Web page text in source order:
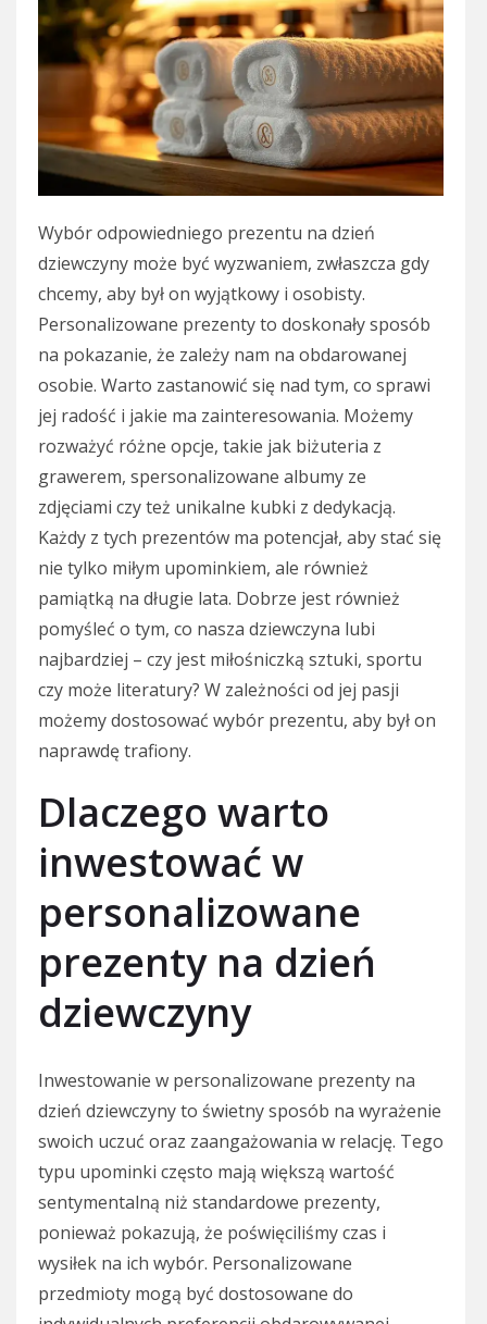
Wybór odpowiedniego prezentu na dzień
dziewczyny może być wyzwaniem, zwłaszcza gdy
chcemy, aby był on wyjątkowy i osobisty.
Personalizowane prezenty to doskonały sposób
na pokazanie, że zależy nam na obdarowanej
osobie. Warto zastanowić się nad tym, co sprawi
jej radość i jakie ma zainteresowania. Możemy
rozważyć różne opcje, takie jak biżuteria z
grawerem, spersonalizowane albumy ze
zdjęciami czy też unikalne kubki z dedykacją.
Każdy z tych prezentów ma potencjał, aby stać się
nie tylko miłym upominkiem, ale również
pamiątką na długie lata. Dobrze jest również
pomyśleć o tym, co nasza dziewczyna lubi
najbardziej – czy jest miłośniczką sztuki, sportu
czy może literatury? W zależności od jej pasji
możemy dostosować wybór prezentu, aby był on
naprawdę trafiony.
Dlaczego warto
inwestować w
personalizowane
prezenty na dzień
dziewczyny
Inwestowanie w personalizowane prezenty na
dzień dziewczyny to świetny sposób na wyrażenie
swoich uczuć oraz zaangażowania w relację. Tego
typu upominki często mają większą wartość
sentymentalną niż standardowe prezenty,
ponieważ pokazują, że poświęciliśmy czas i
wysiłek na ich wybór. Personalizowane
przedmioty mogą być dostosowane do